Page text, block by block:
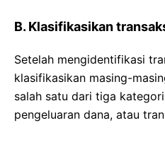
B. Klasifikasikan
Setelah mengidentifikasi
klasifikasikan masing-
salah satu dari tiga
pengeluaran dana, atau